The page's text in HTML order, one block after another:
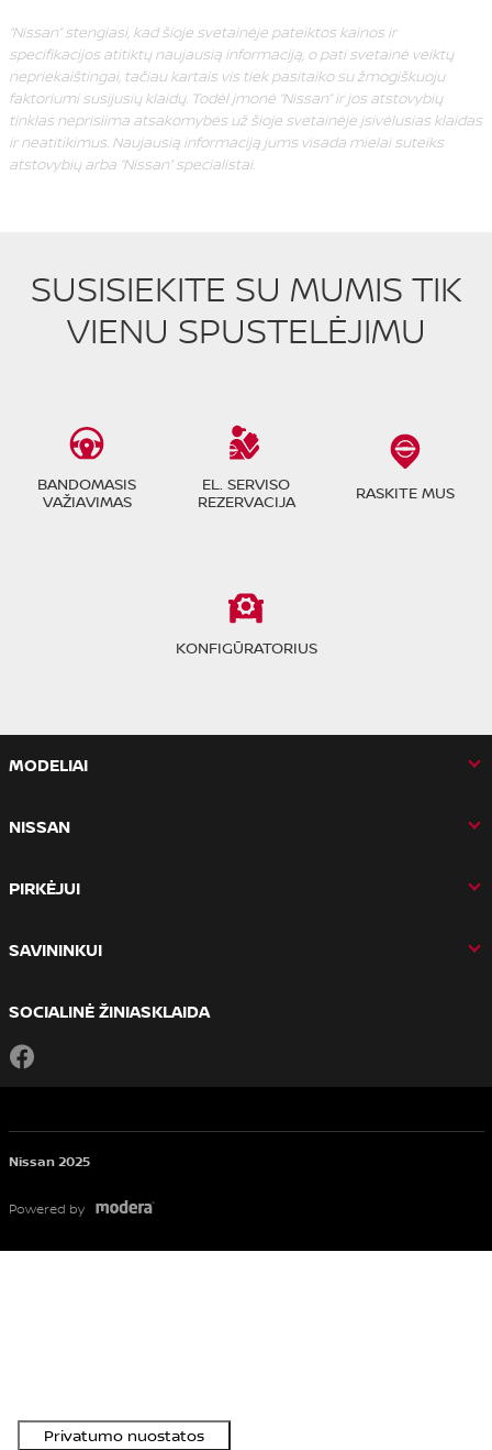
“Nissan” stengiasi, kad šioje svetainėje pateiktos kainos ir
specifikacijos atitiktų naujausią informaciją, o pati svetainė veiktų
nepriekaištingai, tačiau kartais vis tiek pasitaiko su žmogiškuoju
faktoriumi susijusių klaidų. Todėl įmonė “Nissan” ir jos atstovybių
tinklas neprisiima atsakomybės už šioje svetainėje įsivėlusias klaidas
ir neatitikimus. Naujausią informaciją jums visada mielai suteiks
atstovybių arba “Nissan” specialistai.
SUSISIEKITE SU MUMIS TIK
VIENU SPUSTELĖJIMU
BANDOMASIS
VAŽIAVIMAS
EL. SERVISO
REZERVACIJA
RASKITE MUS
KONFIGŪRATORIUS
MODELIAI
NISSAN
PIRKĖJUI
SAVININKUI
SOCIALINĖ ŽINIASKLAIDA
Nissan 2025
Powered by